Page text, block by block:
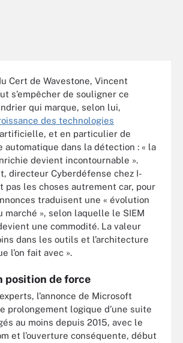
Cert de Wavestone, Vincent
s’empêcher de souligner ce
qui marque, selon lui,
des technologies
et en particulier de
automatique dans la détection : « la
devient incontournable ».
directeur Cyberdéfense chez I-
pas les choses autrement car, pour
traduisent une « évolution
», selon laquelle le SIEM
une commodité. La valeur
dans les outils et l’architecture
l’on fait avec ».
position de force
l’annonce de Microsoft
prolongement logique d’une suite
au moins depuis 2015, avec le
et l’ouverture conséquente, début